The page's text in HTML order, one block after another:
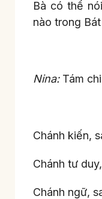
Bà có thể
nào trong
Nina:Tám chi
Chánh kiến,
Chánh tư
Chánh ngữ,